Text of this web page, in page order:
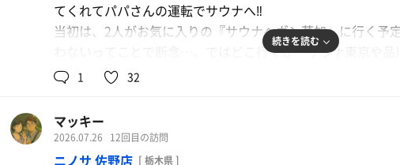
てくれてパパさんの運転でサウナへ‼️
当初は、2人がお気に入りの『サウナへヴン草加』に行く予
わないってことで断念…。ではどこ行くか…サウナ東京や品
出ましたが、気を衒ってこちらへ🤭✨
対にやらないプランに、もうそれだけでなんだかワクワクが
僕と教え子は初訪問！
続きを読む
1 32
マッキー
2026.07.26 12回目の訪問
ニノサ 佐野店 [ 栃木県 ]